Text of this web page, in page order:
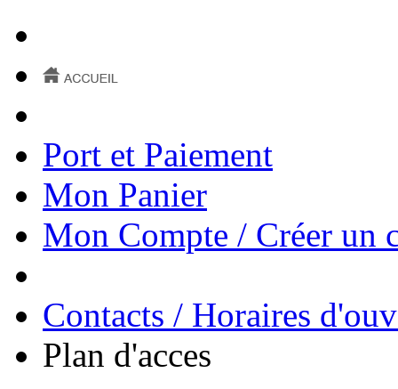
Port et Paiement
Mon Panier
Mon Compte / Créer un
Contacts / Horaires
Plan d'acces